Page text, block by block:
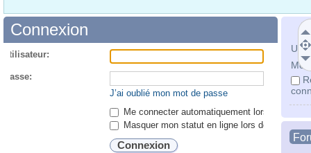
Mot
Connexion
passe:
J’ai oublié mon mot de passe
Me connecter automatiquement lors de
Masquer mon statut en ligne lors de cette